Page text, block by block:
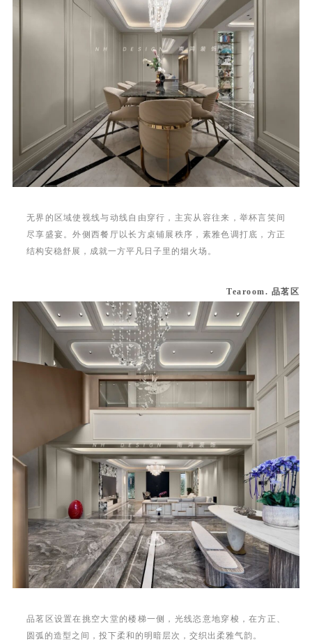
无界的区域使视线与动线自由穿行，主宾从容往来，举杯言笑间
尽享盛宴。外侧西餐厅以长方桌铺展秩序，素雅色调打底，方正
结构安稳舒展，成就一方平凡日子里的烟火场。
Tearoom. 品茗区
品茗区设置在挑空大堂的楼梯一侧，光线恣意地穿梭，在方正、
圆弧的造型之间，投下柔和的明暗层次，交织出柔雅气韵。